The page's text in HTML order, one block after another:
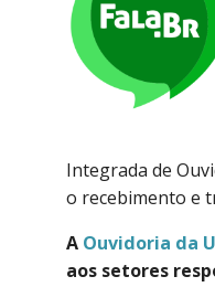
Integrada de
o recebimento e
A Ouvidoria da
aos setores